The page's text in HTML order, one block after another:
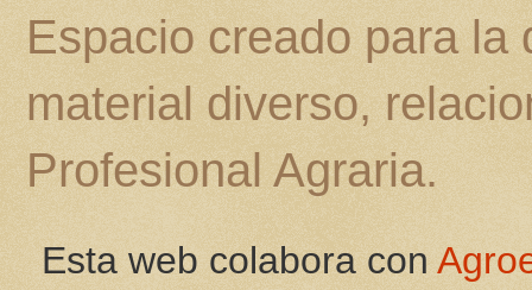
Espacio creado para
material diverso,
Profesional Agraria.
Esta web colabora con